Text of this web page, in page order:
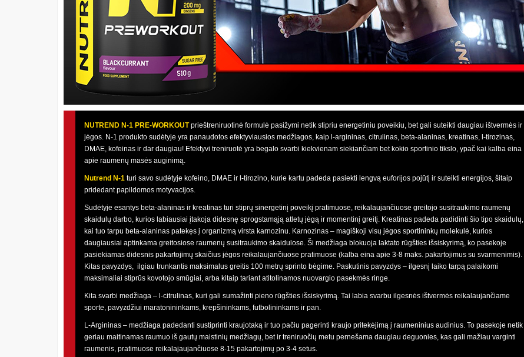
NUTREND N-1 PRE-WORKOUT prieštreniruotinė formulė pasižymi netik stipriu energetiniu poveikiu, bet gali suteikti daugiau ištvermės ir
jėgos. N-1 produkto sudėtyje yra panaudotos efektyviausios medžiagos, kaip l-argininas, citrulinas, beta-alaninas, kreatinas, l-tirozinas,
DMAE, kofeinas ir dar daugiau! Efektyvi treniruotė yra begalo svarbi kiekvienam siekiančiam bet kokio sportinio tikslo, ypač kai kalba eina
apie raumenų masės auginimą.
Nutrend N-1 turi savo sudėtyje kofeino, DMAE ir l-tirozino, kurie kartu padeda pasiekti lengvą euforijos pojūtį ir suteikti energijos, šitaip
pridedant papildomos motyvacijos.
Sudėtyje esantys beta-alaninas ir kreatinas turi stiprų sinergetinį poveikį pratimuose, reikalaujančiuose greitojo susitraukimo raumenų
skaidulų darbo, kurios labiausiai įtakoja didesnę sprogstamąją atletų jėgą ir momentinį greitį. Kreatinas padeda padidinti šio tipo skaidulų,
kai tuo tarpu beta-alaninas patekęs į organizmą virsta karnozinu. Karnozinas – magiškoji visų jėgos sportininkų molekulė, kurios
daugiausiai aptinkama greitosiose raumenų susitraukimo skaidulose. Ši medžiaga blokuoja laktato rūgšties išsiskyrimą, ko pasekoje
pasiekiamas didesnis pakartojimų skaičius jėgos reikalaujančiuose pratimuose (kalba eina apie 3-8 maks. pakartojimus su svarmenimis).
Kitas pavyzdys, ilgiau trunkantis maksimalus greitis 100 metrų sprinto bėgime. Paskutinis pavyzdys – ilgesnį laiko tarpą palaikomi
maksimaliai stiprūs kovotojo smūgiai, arba kitaip tariant atitolinamos nuovargio pasekmės ringe.
Kita svarbi medžiaga – l-citrulinas, kuri gali sumažinti pieno rūgšties išsiskyrimą. Tai labia svarbu ilgesnės ištvermės reikalaujančiame
sporte, pavyzdžiui maratonininkams, krepšininkams, futbolininkams ir pan.
L-Argininas – medžiaga padedanti sustiprinti kraujotaką ir tuo pačiu pagerinti kraujo pritekėjimą į raumeninius audinius. To pasekoje netik
geriau maitinamas raumuo iš gautų maistinių medžiagų, bet ir treniruočių metu pernešama daugiau deguonies, kas gali mažiau varginti
raumenis, pratimuose reikalajaujančiuose 8-15 pakartojimų po 3-4 setus.